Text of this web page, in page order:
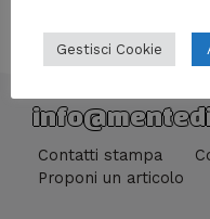
Contatti stampa
Proponi un articolo
Gestisci Cookie